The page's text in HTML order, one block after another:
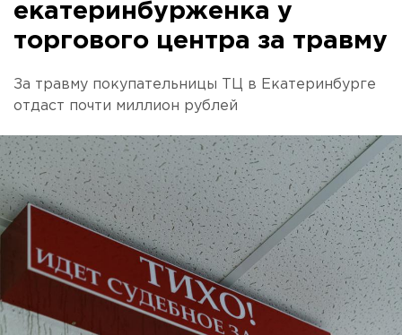
екатеринбурженка у
торгового центра за травму
За травму покупательницы ТЦ в Екатеринбурге
отдаст почти миллион рублей